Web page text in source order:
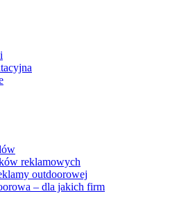
reklamowych
outdoorowej
– dla jakich firm